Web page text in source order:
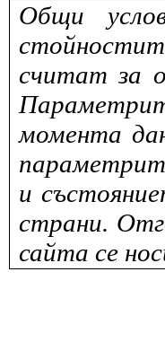
Общи
считат за
момента
и
страни.
сайта се